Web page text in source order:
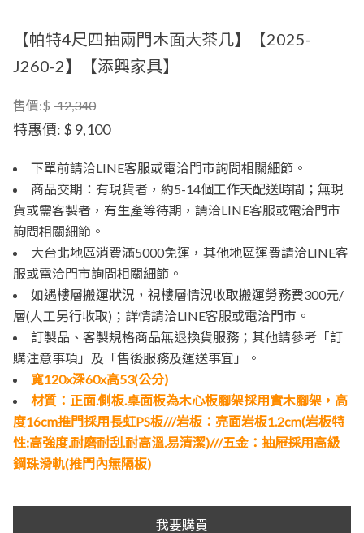
【帕特4尺四抽兩門木面大茶几】【2025-
J260-2】【添興家具】
售價:$ 12,340
特惠價: $ 9,100
下單前請洽LINE客服或電洽門市詢問相關細節。
商品交期：有現貨者，約5-14個工作天配送時間；無現
貨或需客製者，有生產等待期，請洽LINE客服或電洽門市
詢問相關細節。
大台北地區消費滿5000免運，其他地區運費請洽LINE客
服或電洽門市詢問相關細節。
如遇樓層搬運狀況，視樓層情況收取搬運勞務費300元/
層(人工另行收取)；詳情請洽LINE客服或電洽門市。
訂製品、客製規格商品無退換貨服務；其他請參考「訂
購注意事項」及「售後服務及運送事宜」。
寬120x深60x高53(公分)
材質：正面.側板.桌面板為木心板腳架採用實木腳架，高
度16cm推門採用長虹PS板///岩板：亮面岩板1.2cm(岩板特
性:高強度.耐磨耐刮.耐高溫.易清潔)///五金：抽屜採用高級
鋼珠滑軌(推門內無隔板)
我要購買